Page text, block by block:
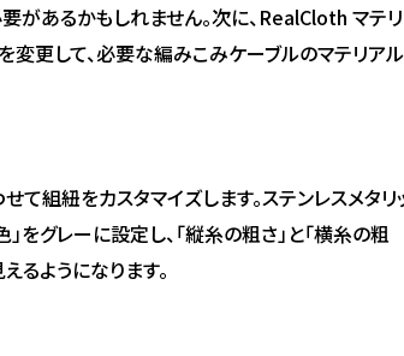
があるかもしれません。次に、RealCloth マテリ
を変更して、必要な編みこみケーブルのマテリアル
組紐をカスタマイズします。ステンレスメタリ
をグレーに設定し、「縦糸の粗さ」と「横糸の粗
るようになります。